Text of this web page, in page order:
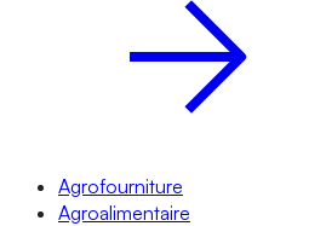
Agrofourniture
Agroalimentaire